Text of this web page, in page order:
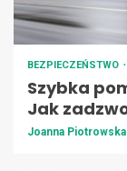
BEZPIECZEŃSTWO
Szybka
Jak
Joanna Piotrowska